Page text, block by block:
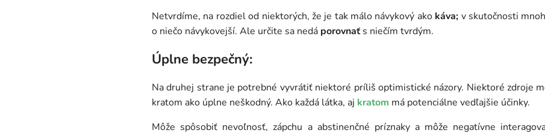
Netvrdíme, na rozdiel od niektorých, že je tak málo návykový ako káva; v skutočnosti
o niečo návykovejší. Ale určite sa nedá porovnaťs niečím tvrdým.
Úplne bezpečný:
Na druhej strane je potrebné vyvrátiť niektoré príliš optimistické názory. Niektoré zdroje
kratom ako úplne neškodný. Ako každá látka, aj kratom má potenciálne vedľajšie účinky.
Môže spôsobiť nevoľnosť, zápchu a abstinenčné príznaky a môže negatívne